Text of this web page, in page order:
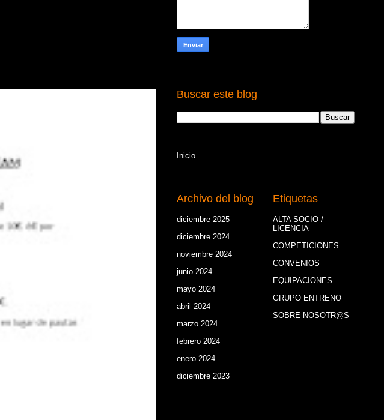
Buscar este blog
Inicio
Archivo del blog
diciembre 2025
diciembre 2024
noviembre 2024
junio 2024
mayo 2024
abril 2024
marzo 2024
febrero 2024
enero 2024
diciembre 2023
Etiquetas
ALTA SOCIO /
LICENCIA
COMPETICIONES
CONVENIOS
EQUIPACIONES
GRUPO ENTRENO
SOBRE NOSOTR@S